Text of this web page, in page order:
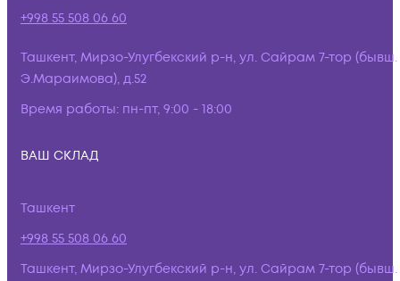
+998 55 508 06 60
Ташкент, Мирзо-Улугбекский р-н, ул. Сайрам 7-тор (бывш.
Э.Мараимова), д.52
Время работы: пн-пт, 9:00 - 18:00
ВАШ СКЛАД
Ташкент
+998 55 508 06 60
Ташкент, Мирзо-Улугбекский р-н, ул. Сайрам 7-тор (бывш.